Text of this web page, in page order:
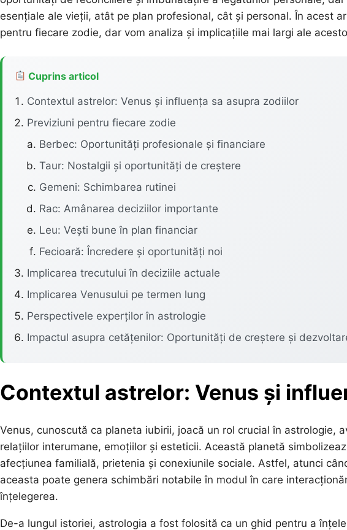
esențiale ale vieții, atât pe plan profesional, cât și personal. În acest
pentru fiecare zodie, dar vom analiza și implicațiile mai largi ale
Cuprins articol
Contextul astrelor: Venus și influența sa asupra zodiilor
Previziuni pentru fiecare zodie
Berbec: Oportunități profesionale și financiare
Taur: Nostalgii și oportunități de creștere
Gemeni: Schimbarea rutinei
Rac: Amânarea deciziilor importante
Leu: Vești bune în plan financiar
Fecioară: Încredere și oportunități noi
Implicarea trecutului în deciziile actuale
Implicarea Venusului pe termen lung
Perspectivele experților în astrologie
Impactul asupra cetățenilor: Oportunități de creștere și
Contextul astrelor: Venus și
Venus, cunoscută ca planeta iubirii, joacă un rol crucial în astrologie,
relațiilor interumane, emoțiilor și esteticii. Această planetă
afecțiunea familială, prietenia și conexiunile sociale. Astfel, atunci
aceasta poate genera schimbări notabile în modul în care
înțelegerea.
De-a lungul istoriei, astrologia a fost folosită ca un ghid pentru a